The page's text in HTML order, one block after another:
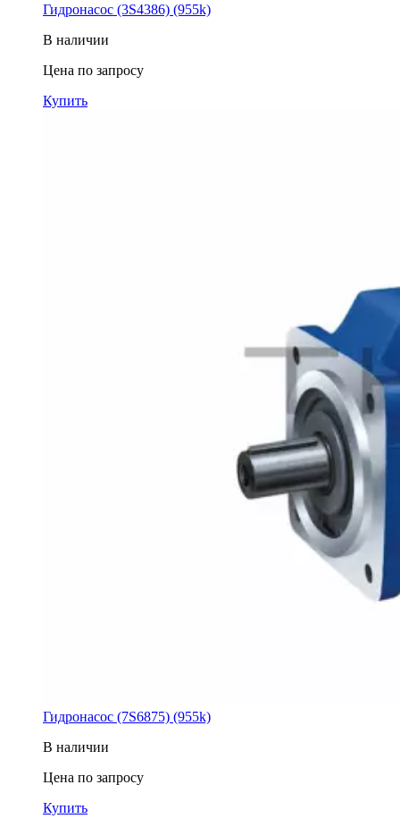
Гидронасос (3S4386) (955k)
В наличии
Цена по запросу
Купить
Гидронасос (7S6875) (955k)
В наличии
Цена по запросу
Купить